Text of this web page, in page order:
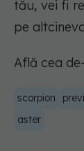
tău, vei fi
pe
Află cea
scorpion
aster